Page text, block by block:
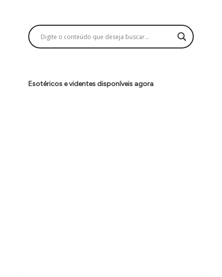
ç
ã
d
Esotéricos e videntes disponíveis agora